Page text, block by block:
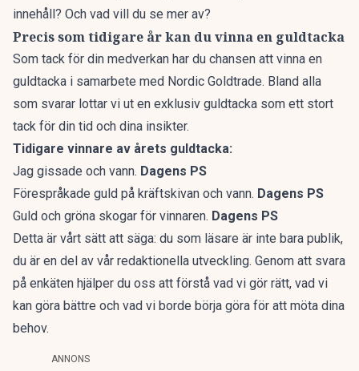
innehåll? Och vad vill du se mer av?
Precis som tidigare år kan du vinna en guldtacka
Som tack för din medverkan har du chansen att vinna en
guldtacka i samarbete med Nordic Goldtrade. Bland alla
som svarar lottar vi ut en exklusiv guldtacka som ett stort
tack för din tid och dina insikter.
Tidigare vinnare av årets guldtacka:
Jag gissade och vann. Dagens PS
Förespråkade guld på kräftskivan och vann. Dagens PS
Guld och gröna skogar för vinnaren. Dagens PS
Detta är vårt sätt att säga: du som läsare är inte bara publik,
du är en del av vår redaktionella utveckling. Genom att svara
på enkäten hjälper du oss att förstå vad vi gör rätt, vad vi
kan göra bättre och vad vi borde börja göra för att möta dina
behov.
ANNONS